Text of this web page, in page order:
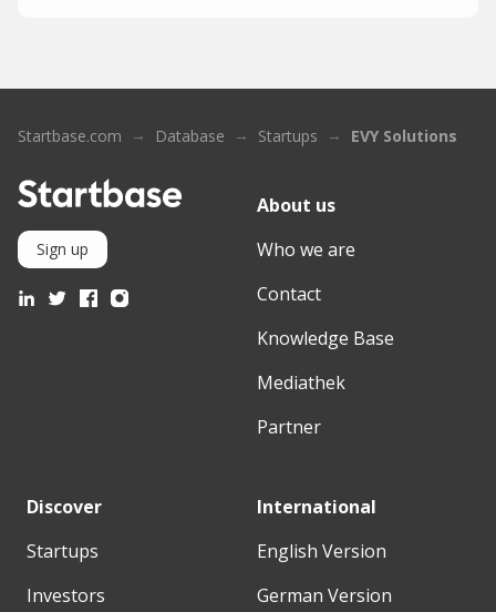
Startbase.com Database Startups EVY Solutions
Sign up
About us
Who we are
Contact
Knowledge Base
Mediathek
Partner
Discover
Startups
Investors
International
English Version
German Version